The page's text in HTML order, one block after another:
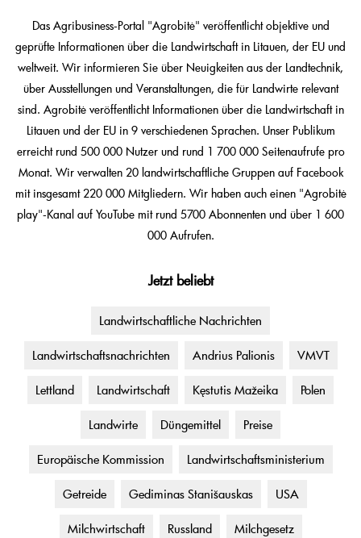
Das Agribusiness-Portal "Agrobitė" veröffentlicht objektive und
geprüfte Informationen über die Landwirtschaft in Litauen, der EU und
weltweit. Wir informieren Sie über Neuigkeiten aus der Landtechnik,
über Ausstellungen und Veranstaltungen, die für Landwirte relevant
sind. Agrobitė veröffentlicht Informationen über die Landwirtschaft in
Litauen und der EU in 9 verschiedenen Sprachen. Unser Publikum
erreicht rund 500 000 Nutzer und rund 1 700 000 Seitenaufrufe pro
Monat. Wir verwalten 20 landwirtschaftliche Gruppen auf Facebook
mit insgesamt 220 000 Mitgliedern. Wir haben auch einen "Agrobitė
play"-Kanal auf YouTube mit rund 5700 Abonnenten und über 1 600
000 Aufrufen.
Jetzt beliebt
Landwirtschaftliche Nachrichten
Landwirtschaftsnachrichten Andrius Palionis VMVT
Lettland Landwirtschaft Kęstutis Mažeika Polen
Landwirte Düngemittel Preise
Europäische Kommission Landwirtschaftsministerium
Getreide Gediminas Stanišauskas USA
Milchwirtschaft Russland Milchgesetz